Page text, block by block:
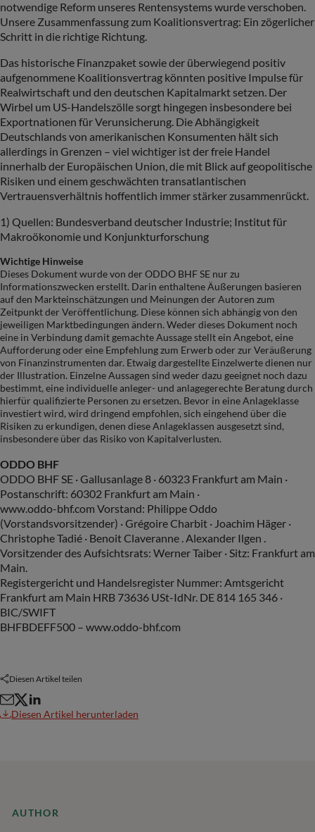
notwendige Reform unseres Rentensystems wurde verschoben.
Unsere Zusammenfassung zum Koalitionsvertrag: Ein zögerlicher
Schritt in die richtige Richtung.
Das historische Finanzpaket sowie der überwiegend positiv
aufgenommene Koalitionsvertrag könnten positive Impulse für
Realwirtschaft und den deutschen Kapitalmarkt setzen. Der
Wirbel um US-Handelszölle sorgt hingegen insbesondere bei
Exportnationen für Verunsicherung. Die Abhängigkeit
Deutschlands von amerikanischen Konsumenten hält sich
allerdings in Grenzen – viel wichtiger ist der freie Handel
innerhalb der Europäischen Union, die mit Blick auf geopolitische
Risiken und einem geschwächten transatlantischen
Vertrauensverhältnis hoffentlich immer stärker zusammenrückt.
1) Quellen: Bundesverband deutscher Industrie; Institut für
Makroökonomie und Konjunkturforschung
Wichtige Hinweise
Dieses Dokument wurde von der ODDO BHF SE nur zu
Informationszwecken erstellt. Darin enthaltene Äußerungen basieren
auf den Markteinschätzungen und Meinungen der Autoren zum
Zeitpunkt der Veröffentlichung. Diese können sich abhängig von den
jeweiligen Marktbedingungen ändern. Weder dieses Dokument noch
eine in Verbindung damit gemachte Aussage stellt ein Angebot, eine
Aufforderung oder eine Empfehlung zum Erwerb oder zur Veräußerung
von Finanzinstrumenten dar. Etwaig dargestellte Einzelwerte dienen nur
der Illustration. Einzelne Aussagen sind weder dazu geeignet noch dazu
bestimmt, eine individuelle anleger- und anlagegerechte Beratung durch
hierfür qualifizierte Personen zu ersetzen. Bevor in eine Anlageklasse
investiert wird, wird dringend empfohlen, sich eingehend über die
Risiken zu erkundigen, denen diese Anlageklassen ausgesetzt sind,
insbesondere über das Risiko von Kapitalverlusten.
ODDO BHF
ODDO BHF SE · Gallusanlage 8 · 60323 Frankfurt am Main ·
Postanschrift: 60302 Frankfurt am Main ·
www.oddo-bhf.com Vorstand: Philippe Oddo
(Vorstandsvorsitzender) · Grégoire Charbit · Joachim Häger ·
Christophe Tadié · Benoit Claveranne . Alexander Ilgen .
Vorsitzender des Aufsichtsrats: Werner Taiber · Sitz: Frankfurt am
Main.
Registergericht und Handelsregister Nummer: Amtsgericht
Frankfurt am Main HRB 73636 USt-IdNr. DE 814 165 346 ·
BIC/SWIFT
BHFBDEFF500 – www.oddo-bhf.com
Diesen Artikel teilen
Diesen Artikel herunterladen
AUTHOR